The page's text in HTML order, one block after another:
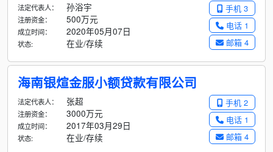
手机 3
电话 1
邮箱 4
法定代表人： 孙浴宇
注册资金： 500万元
成立时间： 2020年05月07日
状态: 在业/存续
海南银煊金服小额贷款有限公司
手机 2
电话 1
邮箱 4
法定代表人： 张超
注册资金： 3000万元
成立时间： 2017年03月29日
状态: 在业/存续